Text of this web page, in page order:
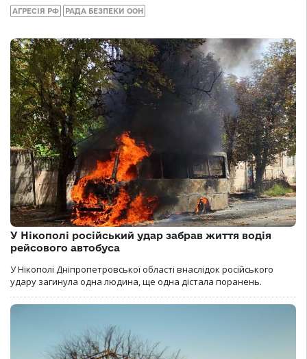
АГРЕСІЯ РФ РАДА БЕЗПЕКИ ООН
У Нікополі російський удар забрав життя водія
рейсового автобуса
У Нікополі Дніпропетровської області внаслідок російського
удару загинула одна людина, ще одна дістала поранень.